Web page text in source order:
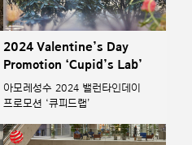
2024 Valentine’s Day
Promotion ‘Cupid’s Lab’
아모레성수 2024 밸런타인데이
프로모션 ‘큐피드랩’